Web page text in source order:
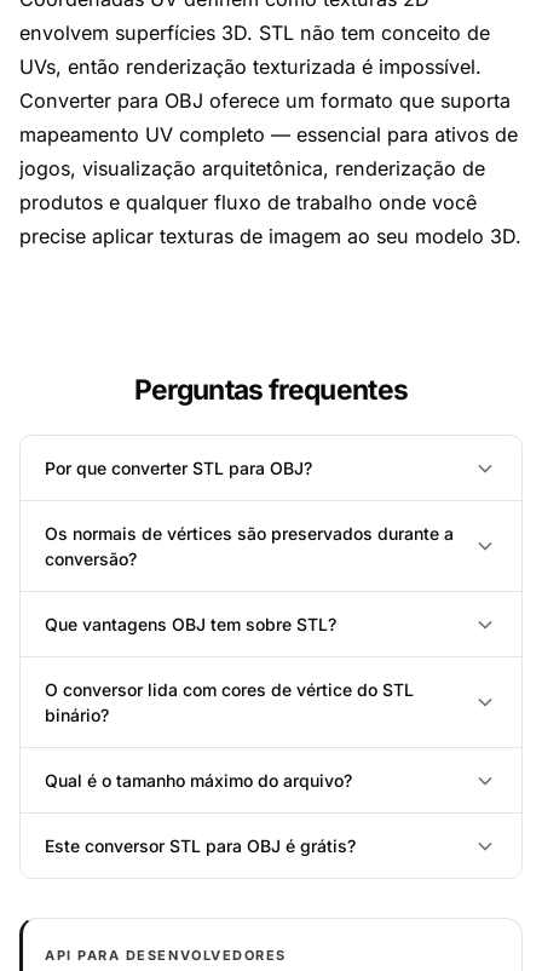
envolvem superfícies 3D. STL não tem conceito de
UVs, então renderização texturizada é impossível.
Converter para OBJ oferece um formato que suporta
mapeamento UV completo — essencial para ativos de
jogos, visualização arquitetônica, renderização de
produtos e qualquer fluxo de trabalho onde você
precise aplicar texturas de imagem ao seu modelo 3D.
Perguntas frequentes
Por que converter STL para OBJ?
Os normais de vértices são preservados durante a
conversão?
Que vantagens OBJ tem sobre STL?
O conversor lida com cores de vértice do STL
binário?
Qual é o tamanho máximo do arquivo?
Este conversor STL para OBJ é grátis?
API PARA DESENVOLVEDORES